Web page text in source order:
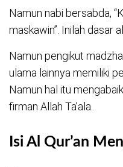
Namun nabi bersabda,
maskawin”. Inilah dasar
Namun pengikut
ulama lainnya memiliki
Namun hal itu
firman Allah Ta’ala.
Isi Al Qur’an